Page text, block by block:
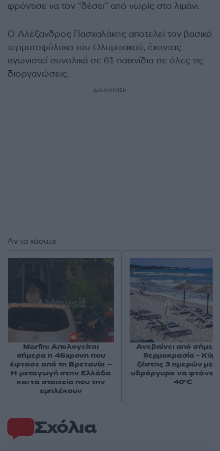
φρόντισε να τον “δέσει” από νωρίς στο λιμάνι.
Ο Αλέξανδρος Πασχαλάκης αποτελεί τον βασικό
τερματοφύλακα του Ολυμπιακού, έχοντας
αγωνιστεί συνολικά σε 61 παιχνίδια σε όλες τις
διοργανώσεις.
ΔΙΑΦΗΜΙΣΗ
Σχόλια
Αν τα χάσατε
Marfin: Απολογείται
σήμερα η 46χρονη που
έφτασε από τη Βρετανία –
Η μεταγωγή στην Ελλάδα
και τα στοιχεία που την
εμπλέκουν
Ανεβαίνει από
θερμοκρασία -
ζέστης 3 ημερών με
υδράργυρο να φτάνει
40°C